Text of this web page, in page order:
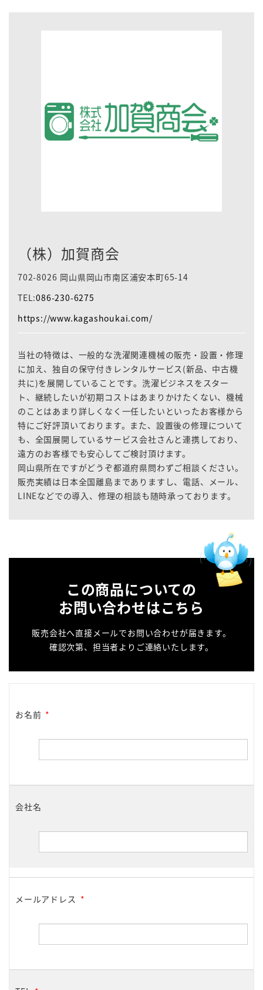
（株）加賀商会
702-8026 岡山県岡山市南区浦安本町65-14
TEL:086-230-6275
https://www.kagashoukai.com/
当社の特徴は、一般的な洗濯関連機械の販売・設置・修理
に加え、独自の保守付きレンタルサービス(新品、中古機
共に)を展開していることです。洗濯ビジネスをスター
ト、継続したいが初期コストはあまりかけたくない、機械
のことはあまり詳しくなく一任したいといったお客様から
特にご好評頂いております。また、設置後の修理について
も、全国展開しているサービス会社さんと連携しており、
遠方のお客様でも安心してご検討頂けます。
岡山県所在ですがどうぞ都道府県問わずご相談ください。
販売実績は日本全国離島までありますし、電話、メール、
LINEなどでの導入、修理の相談も随時承っております。
この商品についての
お問い合わせはこちら
販売会社へ直接メールでお問い合わせが届きます。
確認次第、担当者よりご連絡いたします。
お名前 *
会社名
メールアドレス *